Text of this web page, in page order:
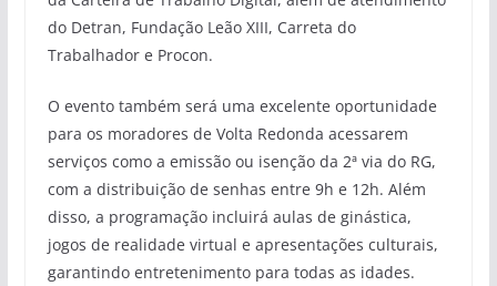
do Detran, Fundação Leão XIII, Carreta do
Trabalhador e Procon.
O evento também será uma excelente oportunidade
para os moradores de Volta Redonda acessarem
serviços como a emissão ou isenção da 2ª via do RG,
com a distribuição de senhas entre 9h e 12h. Além
disso, a programação incluirá aulas de ginástica,
jogos de realidade virtual e apresentações culturais,
garantindo entretenimento para todas as idades.